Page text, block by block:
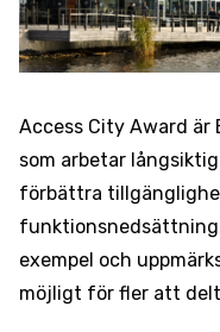
Access City Award är
som arbetar
förbättra
exempel och
möjligt för fler att